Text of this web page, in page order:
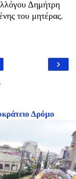
Δημήτρη
του μητέρας.
›
Δρόμο